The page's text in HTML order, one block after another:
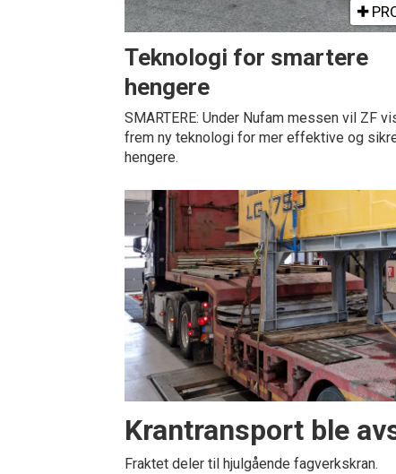
Teknologi for smartere
hengere
SMARTERE: Under Nufam messen vil ZF
frem ny teknologi for mer effektive og
hengere.
Krantransport ble
Fraktet deler til hjulgående fagverkskran.